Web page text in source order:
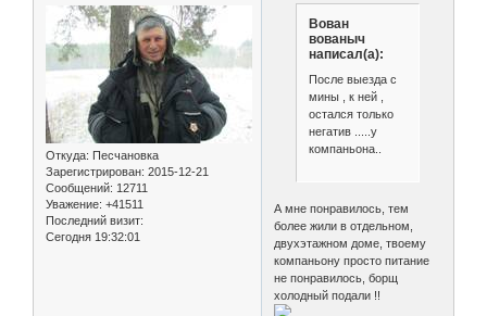
Откуда: Песчановка
Зарегистрирован: 2015-12-21
Сообщений: 12711
Уважение: +41511
Последний визит:
Сегодня 19:32:01
Вован
вованыч
написал(а):
После выезда с
мины , к ней ,
остался только
негатив .....у
компаньона..
А мне понравилось, тем
более жили в отдельном,
двухэтажном доме, твоему
компаньону просто питание
не понравилось, борщ
холодный подали !!